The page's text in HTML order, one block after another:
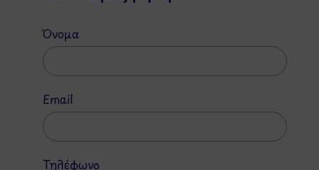
Όνομα
Email
Τηλέφωνο